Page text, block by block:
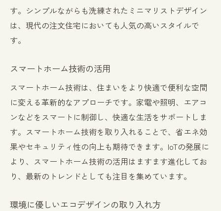
す。シンプルながらも洗練されたミニマリストデザイン
は、現代の注文住宅においても人気の高いスタイルで
す。
スマートホーム技術の活用
スマートホーム技術は、住まいをより快適で便利な空間
に変える革新的なアプローチです。家電や照明、エアコ
ンなどをスマートに制御し、快適な生活をサポートしま
す。スマートホーム技術を取り入れることで、省エネ効
果やセキュリティ性の向上も期待できます。IoTの発展に
より、スマートホーム技術の活用はますます進化してお
り、最新のトレンドとしても注目を集めています。
環境に優しいエコデザインの取り入れ方